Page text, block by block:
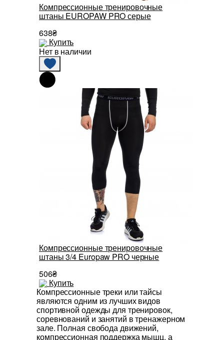
Компрессионные тренировочные
штаны EUROPAW PRO серые
638₴
Купить
Нет в наличии
Компрессионные тренировочные
штаны 3/4 Europaw PRO черные
506₴
Купить
Компрессионные треки или тайсы
являются одним из лучших видов
спортивной одежды для тренировок,
соревнований и занятий в тренажерном
зале. Полная свобода движений,
компрессионная поддержка мышц, а